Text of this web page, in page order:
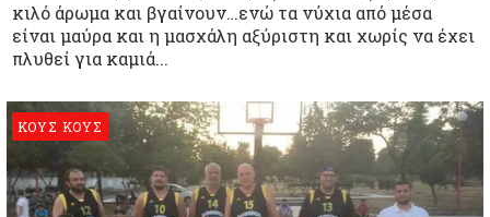
κιλό άρωμα και βγαίνουν…ενώ τα νύχια από μέσα
είναι μαύρα και η μασχάλη αξύριστη και χωρίς να έχει
πλυθεί για καμιά...
ΚΟΥΣ ΚΟΥΣ